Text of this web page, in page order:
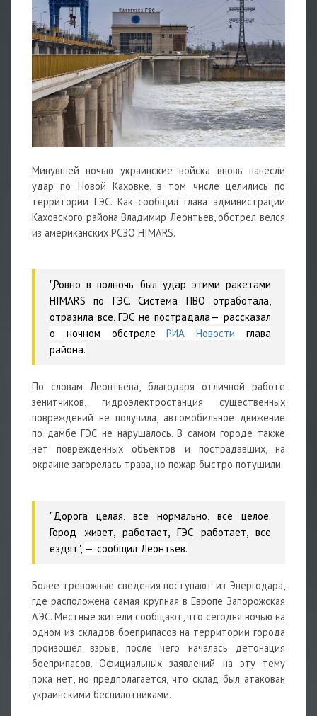
Минувшей ночью украинские войска вновь нанесли
удар по Новой Каховке, в том числе целились по
территории ГЭС. Как сообщил глава администрации
Каховского района Владимир Леонтьев, обстрел велся
из американских РСЗО HIMARS.
",Ровно в полночь был удар этими ракетами
HIMARS по ГЭС. Система ПВО отработала,
отразила все, ГЭС не пострадала— рассказал
о ночном обстреле
РИА Новости
глава
района.
По словам Леонтьева, благодаря отличной работе
зенитчиков, гидроэлектростанция существенных
повреждений не получила, автомобильное движение
по дамбе ГЭС не нарушалось. В самом городе также
нет поврежденных объектов и пострадавших, на
окраине загорелась трава, но пожар быстро потушили.
"Дорога целая, все нормально, все целое.
Город живет, работает, ГЭС работает, все
ездят", — сообщил Леонтьев.
Более тревожные сведения поступают из Энергодара,
где расположена самая крупная в Европе Запорожская
АЭС. Местные жители сообщают, что сегодня ночью на
одном из складов боеприпасов на территории города
произошёл взрыв, после чего началась детонация
боеприпасов. Официальных заявлений на эту тему
пока нет, но предполагается, что склад был атакован
украинскими беспилотниками.